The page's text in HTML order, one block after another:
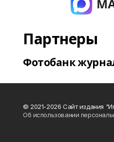
Партнеры
Фотобанк
© 2021-2026 Сайт издания
Об использовании